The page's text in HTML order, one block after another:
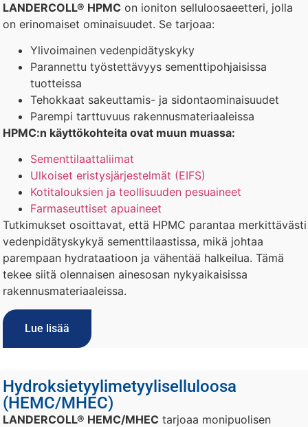
LANDERCOLL® HPMC on ioniton selluloosaeetteri, jolla
on erinomaiset ominaisuudet. Se tarjoaa:
Ylivoimainen vedenpidätyskyky
Parannettu työstettävyys sementtipohjaisissa
tuotteissa
Tehokkaat sakeuttamis- ja sidontaominaisuudet
Parempi tarttuvuus rakennusmateriaaleissa
HPMC:n käyttökohteita ovat muun muassa:
Sementtilaattaliimat
Ulkoiset eristysjärjestelmät (EIFS)
Kotitalouksien ja teollisuuden pesuaineet
Farmaseuttiset apuaineet
Tutkimukset osoittavat, että HPMC parantaa merkittävästi
vedenpidätyskykyä sementtilaastissa, mikä johtaa
parempaan hydrataatioon ja vähentää halkeilua. Tämä
tekee siitä olennaisen ainesosan nykyaikaisissa
rakennusmateriaaleissa.
Lue lisää
Hydroksietyylimetyyliselluloosa
(HEMC/MHEC)
LANDERCOLL® HEMC/MHEC tarjoaa monipuolisen